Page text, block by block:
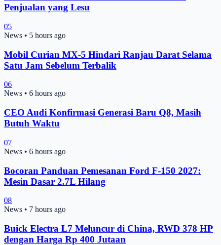
Penjualan yang Lesu
05
News • 5 hours ago
Mobil Curian MX-5 Hindari Ranjau Darat Selama
Satu Jam Sebelum Terbalik
06
News • 6 hours ago
CEO Audi Konfirmasi Generasi Baru Q8, Masih
Butuh Waktu
07
News • 6 hours ago
Bocoran Panduan Pemesanan Ford F-150 2027:
Mesin Dasar 2.7L Hilang
08
News • 7 hours ago
Buick Electra L7 Meluncur di China, RWD 378 HP
dengan Harga Rp 400 Jutaan